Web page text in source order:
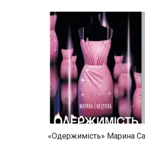
«Одержимість» Марина